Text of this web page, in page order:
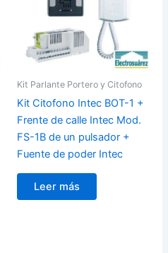
Kit Parlante Portero y Citofono
Kit Citofono Intec BOT-1 +
Frente de calle Intec Mod.
FS-1B de un pulsador +
Fuente de poder Intec
Leer más